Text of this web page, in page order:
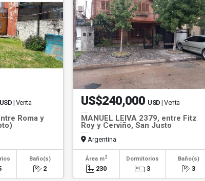
USD | Venta
Roma y
Baño(s)
2
US$240,000 USD | Venta
MANUEL LEIVA 2379, entre Fitz
Roy y Cerviño, San Justo
Argentina
Área m2
230
Dormitorios
3
Baño(s)
3